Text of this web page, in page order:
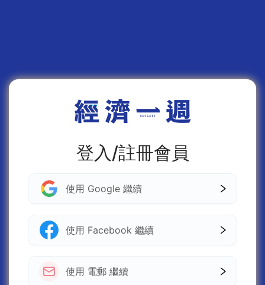
登入/註冊會員
使用 Google 繼續
使用 Facebook 繼續
使用 電郵 繼續